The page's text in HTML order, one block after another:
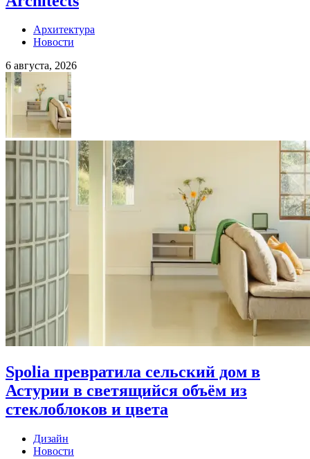
Архитектура
Новости
6 августа, 2026
Spolia превратила сельский дом в
Астурии в светящийся объём из
стеклоблоков и цвета
Дизайн
Новости